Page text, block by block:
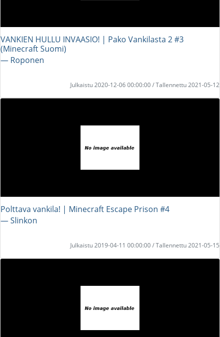
VANKIEN HULLU INVAASIO! | Pako Vankilasta 2 #3
(Minecraft Suomi)
― Roponen
Julkaistu 2020-12-06 00:00:00 / Tallennettu 2021-05-12
Polttava vankila! | Minecraft Escape Prison #4
― Slinkon
Julkaistu 2019-04-11 00:00:00 / Tallennettu 2021-05-15